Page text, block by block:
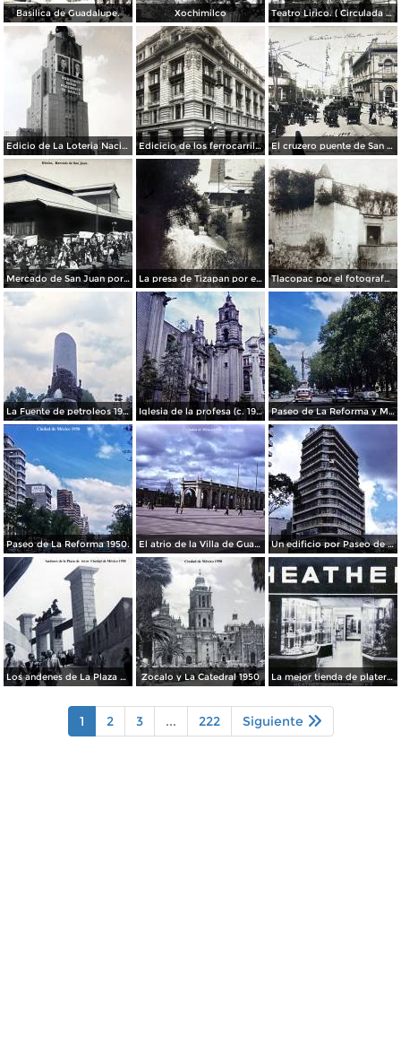
Basilica de Guadalupe. Xochimilco Teatro Lirico. ( Circulada el 1 de Agosto de 1926 ).
Edicio de La Loteria Nacional Ciudad de México Abril de 1964 Edicicio de los ferrocarriles. El cruzero puente de San Francisco y Guardiola por el fotografo Felix Miret.
Mercado de San Juan por el fotografo Felix Miret La presa de Tizapan por el fotografo Fernando Kososky. ( Circulada el 22 de Diembre de 1910 ). Tlacopac por el fotografo Hugo Brehme.
La Fuente de petroleos 1950. Iglesia de la profesa (c. 1950) Paseo de La Reforma y Mto a La Independencia 1950
Paseo de La Reforma 1950. El atrio de la Villa de Guadalupe 1950. Un edificio por Paseo de La Reforma 1950
Los andenes de La Plaza de toros Ciudad de México 1950 Zocalo y La Catedral 1950 La mejor tienda de plateria.
1 2 3 ... 222 Siguiente